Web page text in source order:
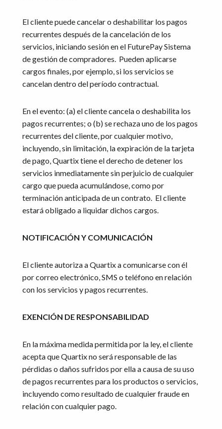
El cliente puede cancelar o deshabilitar los pagos
recurrentes después de la cancelación de los
servicios, iniciando sesión en el FuturePay Sistema
de gestión de compradores. Pueden aplicarse
cargos finales, por ejemplo, si los servicios se
cancelan dentro del período contractual.
En el evento: (a) el cliente cancela o deshabilita los
pagos recurrentes; o (b) se rechaza uno de los pagos
recurrentes del cliente, por cualquier motivo,
incluyendo, sin limitación, la expiración de la tarjeta
de pago, Quartix tiene el derecho de detener los
servicios inmediatamente sin perjuicio de cualquier
cargo que pueda acumulándose, como por
terminación anticipada de un contrato. El cliente
estará obligado a liquidar dichos cargos.
NOTIFICACIÓN Y COMUNICACIÓN
El cliente autoriza a Quartix a comunicarse con él
por correo electrónico, SMS o teléfono en relación
con los servicios y pagos recurrentes.
EXENCIÓN DE RESPONSABILIDAD
En la máxima medida permitida por la ley, el cliente
acepta que Quartix no será responsable de las
pérdidas o daños sufridos por ella a causa de su uso
de pagos recurrentes para los productos o servicios,
incluyendo como resultado de cualquier fraude en
relación con cualquier pago.